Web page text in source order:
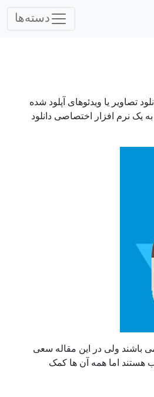
دسته‌ها
تصاویر یا ویدئوهای آپلود شده
یک نرم افزار اختصاصی دانلود
می باشند ولی در این مقاله سعی
هستند اما همه آن ها کمک